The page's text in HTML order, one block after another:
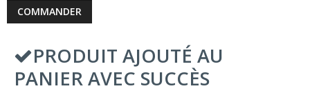
COMMANDER
PRODUIT AJOUTÉ AU
PANIER AVEC SUCCÈS